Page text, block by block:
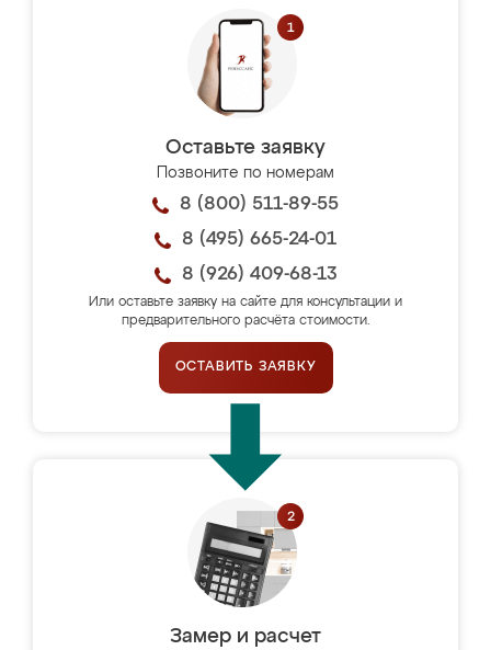
Оставьте заявку
Позвоните по номерам
8 (800) 511-89-55
8 (495) 665-24-01
8 (926) 409-68-13
Или оставьте заявку на сайте для консультации и
предварительного расчёта стоимости.
ОСТАВИТЬ ЗАЯВКУ
Замер и расчет